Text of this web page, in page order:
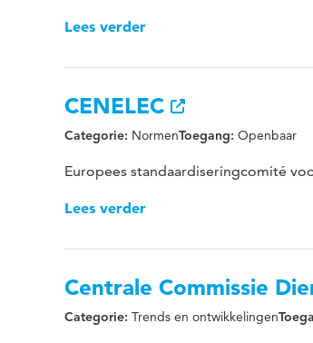
Lees verder
CENELEC
Categorie: NormenToegang: Openbaar
Europees standaardiseringcomité
Lees verder
Centrale Commissie
Categorie: Trends en ontwikkelingen